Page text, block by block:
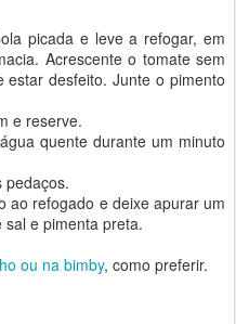
picada e leve a refogar, em
Acrescente o tomate sem
desfeito. Junte o pimento
e reserve.
quente durante um minuto
pedaços.
ao refogado e deixe apurar um
e pimenta preta.
ou na bimby, como preferir.